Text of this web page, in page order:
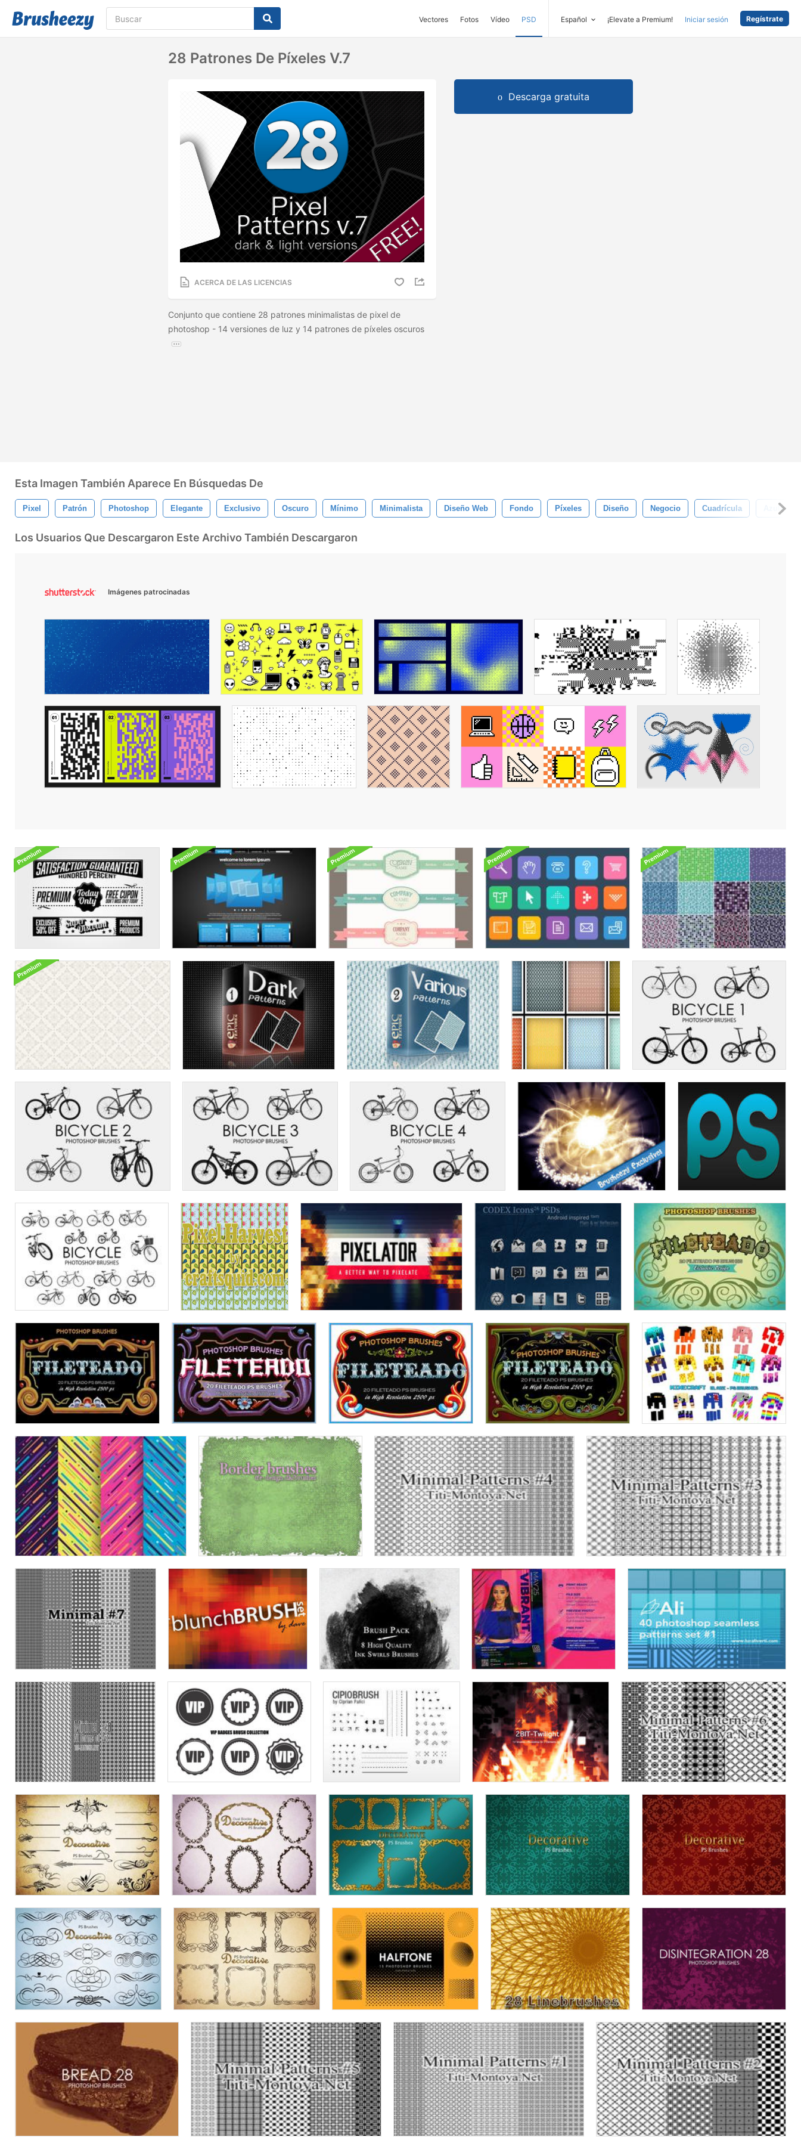
Vectores Fotos Vídeo PSD Español ¡Elevate a Premium! Iniciar sesión Regístrate
28 Patrones De Píxeles V.7
ACERCA DE LAS LICENCIAS
Conjunto que contiene 28 patrones minimalistas de pixel de
photoshop - 14 versiones de luz y 14 patrones de píxeles oscuros
Descarga gratuita
Esta Imagen También Aparece En Búsquedas De
Pixel Patrón Photoshop Elegante Exclusivo Oscuro Mínimo Minimalista Diseño Web Fondo Píxeles Diseño Negocio Cuadrícula Azulejo
Los Usuarios Que Descargaron Este Archivo También Descargaron
Imágenes patrocinadas